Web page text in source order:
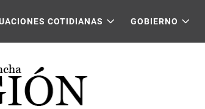
COTIDIANAS GOBIERNO